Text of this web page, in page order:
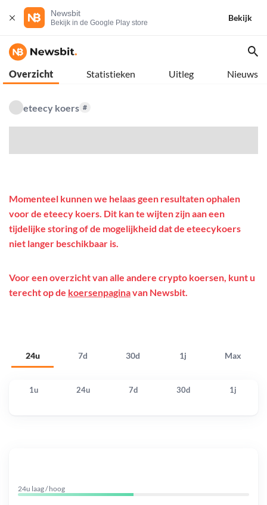
Newsbit
Bekijk in de Google Play store
Bekijk
Overzicht Statistieken Uitleg Nieuws
eteecy koers #
24u 7d 30d 1j Max
Momenteel kunnen we helaas geen resultaten ophalen
voor de eteecy koers. Dit kan te wijten zijn aan een
tijdelijke storing of de mogelijkheid dat de eteecykoers
niet langer beschikbaar is.
Voor een overzicht van alle andere crypto koersen, kunt u
terecht op de koersenpaginavan Newsbit.
1u 24u 7d 30d 1j
24u laag / hoog